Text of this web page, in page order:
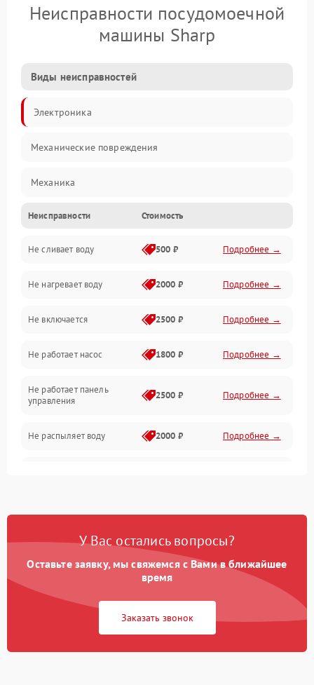
Неисправности посудомоечной
машины Sharp
Виды неисправностей
Электроника
Механические повреждения
Механика
Управление
Электропитание
Датчики
Нагрев
Вода
Гигиена
Программное обеспечение
Неисправности Стоимость
Не сливает воду 500 ₽ Подробнее →
Не нагревает воду 2000 ₽ Подробнее →
Не включается 2500 ₽ Подробнее →
Не работает насос 1800 ₽ Подробнее →
Не работает панель
управления
2500 ₽ Подробнее →
Не распыляет воду 2000 ₽ Подробнее →
Проблемы с набором
Не работает сушилка 2100 ₽ Подробнее →
Сбои в работе таймера 1700 ₽
У Вас остались вопросы?
Оставьте заявку, мы свяжемся с Вами в ближайшее
время
Заказать звонок